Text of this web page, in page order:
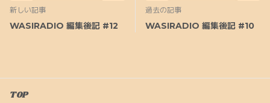
新しい記事
WASIRADIO 編集後記 #12
過去の記事
WASIRADIO 編集後記 #10
TOP